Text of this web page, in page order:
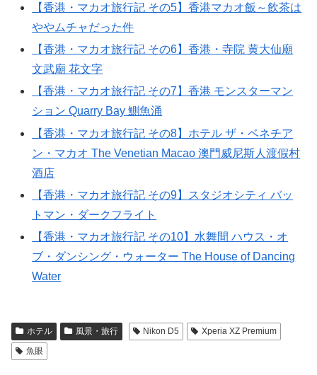
【香港・マカオ旅行記 その5】香港マカオ飯～飲茶は
ややムチャだった件
【香港・マカオ旅行記 その6】香港・寺院 黄大仙廟
文武廟 花文字
【香港・マカオ旅行記 その7】香港 モンスターマン
ション Quarry Bay 鰂魚涌
【香港・マカオ旅行記 その8】ホテル ザ・ベネチア
ン・マカオ The Venetian Macao 澳門威尼斯人渡假村
酒店
【香港・マカオ旅行記 その9】スタジオシティ バッ
トマン・ダークフライト
【香港・マカオ旅行記 その10】水舞間 ハウス・オ
ブ・ダンシング・ウォーター The House of Dancing
Water
ホテル 風景・旅行 Nikon D5
Xperia XZ Premium
魚眼